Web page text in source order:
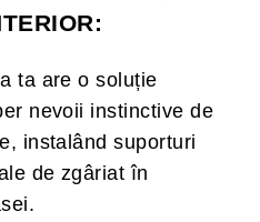
ta are o soluție
nevoii instinctive de
instalând suporturi
de zgâriat în